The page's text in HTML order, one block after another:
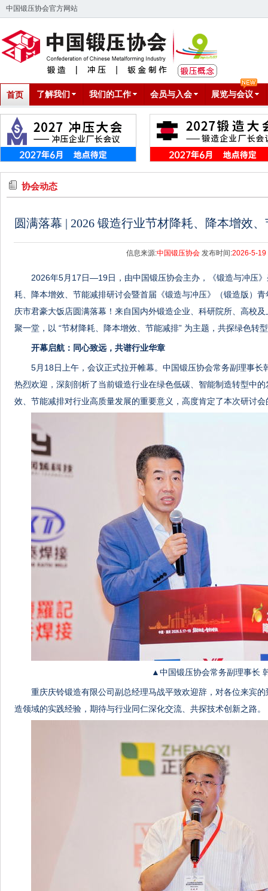
中国锻压协会官方网站
首页 了解我们 我们的工作 会员与入会 展览与会议
协会动态
圆满落幕 | 2026 锻造行业节材降耗、降本增效
信息来源:中国锻压协会 发布时间:2026-5-19
2026年5月17日—19日，由中国锻压协会主办，《锻造与冲压
耗、降本增效、节能减排研讨会暨首届《锻造与冲压》（锻造版）
庆市君豪大饭店圆满落幕！来自国内外锻造企业、科研院所、高校
聚一堂，以 “节材降耗、降本增效、节能减排” 为主题，共探绿色转
开幕启航：同心致远，共谱行业华章
5月18日上午，会议正式拉开帷幕。中国锻压协会常务副理事长
热烈欢迎，深刻剖析了当前锻造行业在绿色低碳、智能制造转型中
效、节能减排对行业高质量发展的重要意义，高度肯定了本次研讨会
▲中国锻压协会常务副理事长
重庆庆铃锻造有限公司副总经理马战平致欢迎辞，对各位来宾
造领域的实践经验，期待与行业同仁深化交流、共探技术创新之路。